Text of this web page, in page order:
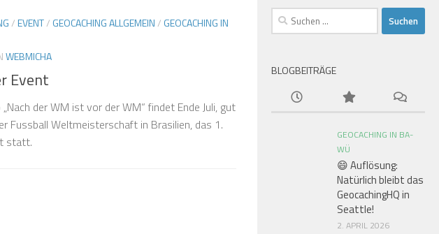
/EVENT/ GEOCACHING ALLGEMEIN/ GEOCACHING IN
WEBMICHA
Event
der WM ist vor der WM“ findet Ende Juli, gut
Fussball Weltmeisterschaft in Brasilien, das 1.
statt.
Suchen
nach:
BLOGBEITRÄGE
GEOCACHING IN BA-
WÜ
😄 Auflösung:
Natürlich bleibt das
GeocachingHQ in
Seattle!
2. APRIL 2026